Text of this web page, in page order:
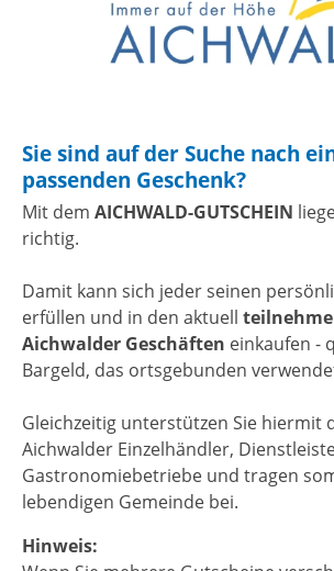
Sie sind auf der Suche nach
passenden Geschenk?
Mit dem AICHWALD-GUTSCHEIN
richtig.
Damit kann sich jeder seinen
erfüllen und in den aktuell
Aichwalder Geschäften einkaufen -
Bargeld, das ortsgebunden
Gleichzeitig unterstützen Sie hiermit
Aichwalder Einzelhändler,
Gastronomiebetriebe und tragen
lebendigen Gemeinde bei.
Hinweis: